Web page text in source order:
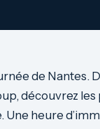
de Nantes.
découvrez
heure